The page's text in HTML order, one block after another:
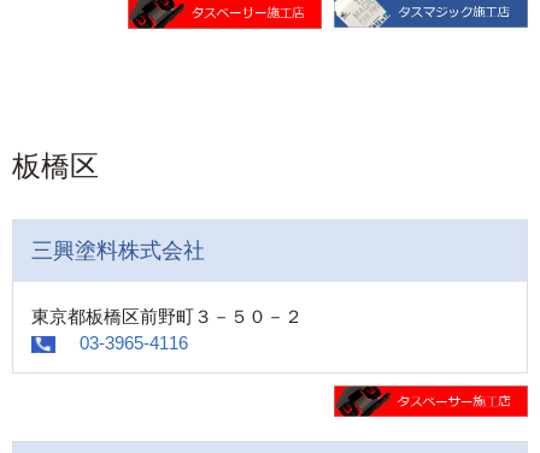
板橋区
三興塗料株式会社
東京都板橋区前野町３－５０－２
03-3965-4116